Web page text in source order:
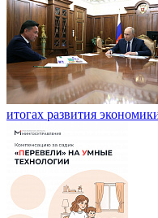
итогах развития